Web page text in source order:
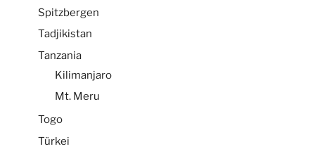
Spitzbergen
Tadjikistan
Tanzania
Kilimanjaro
Mt. Meru
Togo
Türkei